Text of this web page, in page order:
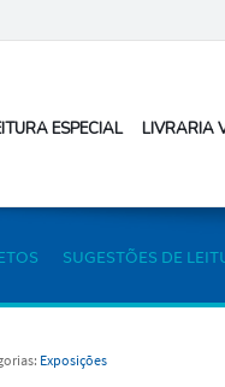
ESPECIAL LIVRARIA
SUGESTÕES DE
Exposições